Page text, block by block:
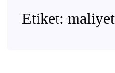
Etiket: maliyet